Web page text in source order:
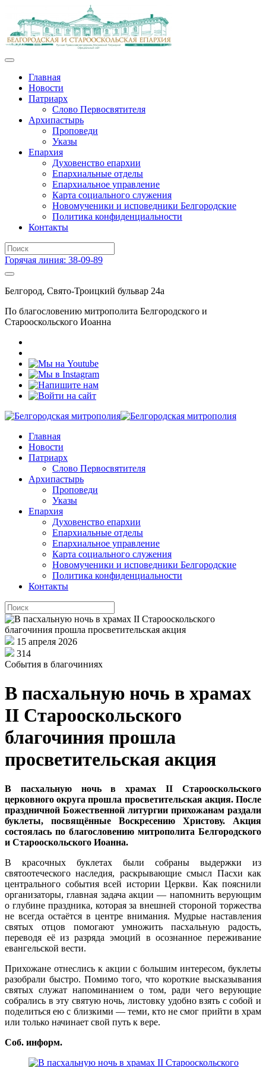
Главная
Новости
Патриарх
Слово Первосвятителя
Архипастырь
Проповеди
Указы
Епархия
Духовенство епархии
Епархиальные отделы
Епархиальное управление
Карта социального служения
Новомученики и исповедники Белгородские
Политика конфиденциальности
Контакты
Горячая линия: 38-09-89
Белгород, Свято-Троицкий бульвар 24а
По благословению митрополита Белгородского и
Старооскольского Иоанна
Главная
Новости
Патриарх
Слово Первосвятителя
Архипастырь
Проповеди
Указы
Епархия
Духовенство епархии
Епархиальные отделы
Епархиальное управление
Карта социального служения
Новомученики и исповедники Белгородские
Политика конфиденциальности
Контакты
15 апреля 2026
314
События в благочиниях
В пасхальную ночь в храмах
II Старооскольского
благочиния прошла
просветительская акция
В пасхальную ночь в храмах II Старооскольского
церковного округа прошла просветительская акция. После
праздничной Божественной литургии прихожанам раздали
буклеты, посвящённые Воскресению Христову. Акция
состоялась по благословению митрополита Белгородского
и Старооскольского Иоанна.
В красочных буклетах были собраны выдержки из
святоотеческого наследия, раскрывающие смысл Пасхи как
центрального события всей истории Церкви. Как пояснили
организаторы, главная задача акции — напомнить верующим
о глубине праздника, которая за внешней стороной торжества
не всегда остаётся в центре внимания. Мудрые наставления
святых отцов помогают умножить пасхальную радость,
переводя её из разряда эмоций в осознанное переживание
евангельской вести.
Прихожане отнеслись к акции с большим интересом, буклеты
разобрали быстро. Помимо того, что короткие высказывания
святых служат напоминанием о том, ради чего верующие
собрались в эту святую ночь, листовку удобно взять с собой и
поделиться ею с близкими — теми, кто не смог прийти в храм
или только начинает свой путь к вере.
Соб. информ.